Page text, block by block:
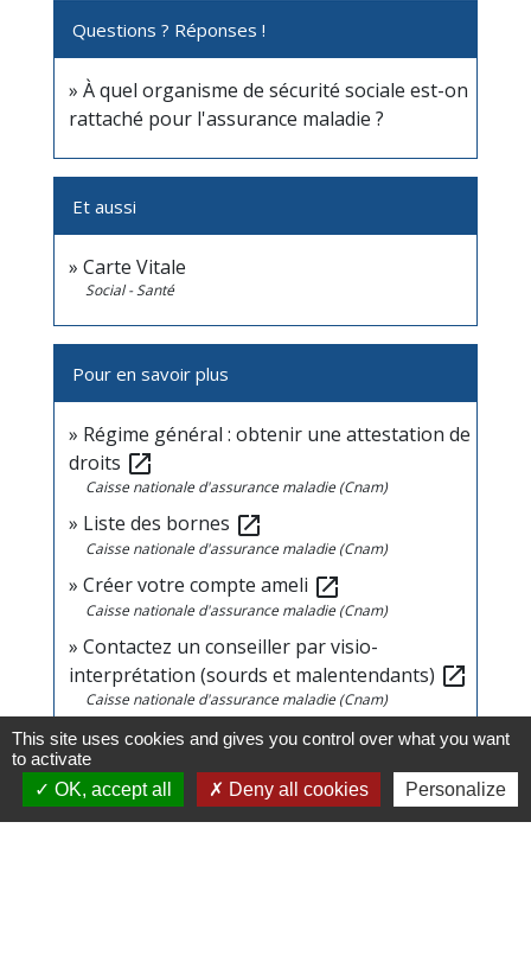
Questions ? Réponses !
À quel organisme de sécurité sociale est-on
rattaché pour l'assurance maladie ?
Et aussi
Carte Vitale
Social - Santé
Pour en savoir plus
Régime général : obtenir une attestation de
droits open_in_new
Caisse nationale d'assurance maladie (Cnam)
Liste des bornes open_in_new
Caisse nationale d'assurance maladie (Cnam)
Créer votre compte ameli open_in_new
Caisse nationale d'assurance maladie (Cnam)
Contactez un conseiller par visio-
interprétation (sourds et malentendants) open_in_new
Caisse nationale d'assurance maladie (Cnam)
Signaler une erreur sur cette page
This site uses cookies and gives you control over what you want
to activate
OK, accept all
Deny all cookies Personalize